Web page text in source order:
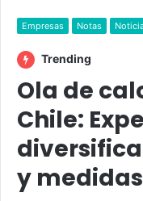
Empresas Notas
Trending
Ola de
Chile:
y